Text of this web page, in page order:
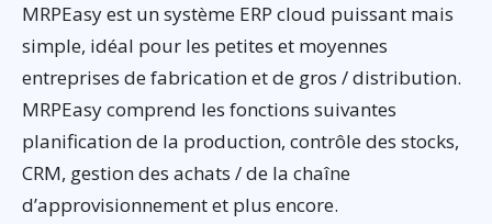
MRPEasy est un système ERP cloud puissant mais
simple, idéal pour les petites et moyennes
entreprises de fabrication et de gros / distribution.
MRPEasy comprend les fonctions suivantes
planification de la production, contrôle des stocks,
CRM, gestion des achats / de la chaîne
d’approvisionnement et plus encore.